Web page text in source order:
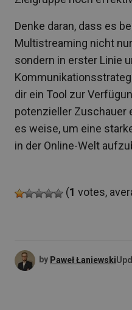
Denke daran, dass es
Multistreaming nicht
sondern in erster Linie
dir ein Tool zur
potenzieller Zuschauer
es weise, um eine
in der Online-Welt
(1 votes,
by Paweł Łaniewski